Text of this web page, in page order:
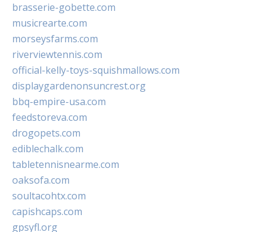
brasserie-gobette.com
musicrearte.com
morseysfarms.com
riverviewtennis.com
official-kelly-toys-squishmallows.com
displaygardenonsuncrest.org
bbq-empire-usa.com
feedstoreva.com
drogopets.com
ediblechalk.com
tabletennisnearme.com
oaksofa.com
soultacohtx.com
capishcaps.com
gpsyfl.org